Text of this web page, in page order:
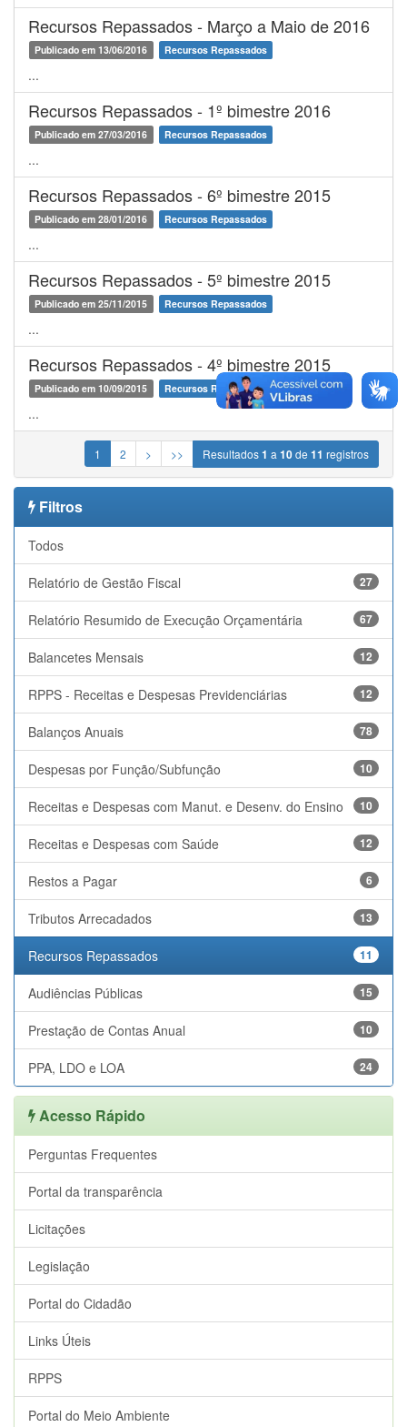
Recursos Repassados - Março a Maio de 2016
Publicado em 13/06/2016 Recursos Repassados
...
Recursos Repassados - 1º bimestre 2016
Publicado em 27/03/2016 Recursos Repassados
...
Recursos Repassados - 6º bimestre 2015
Publicado em 28/01/2016 Recursos Repassados
...
Recursos Repassados - 5º bimestre 2015
Publicado em 25/11/2015 Recursos Repassados
...
Recursos Repassados - 4º bimestre 2015
Publicado em 10/09/2015 Recursos Repassados
...
1 2 > >> Resultados1 a 10de 11 registros
Filtros
Todos
27
Relatório de Gestão Fiscal
67
Relatório Resumido de Execução Orçamentária
12
Balancetes Mensais
12
RPPS - Receitas e Despesas Previdenciárias
78
Balanços Anuais
10
Despesas por Função/Subfunção
10
Receitas e Despesas com Manut. e Desenv. do Ensino
12
Receitas e Despesas com Saúde
6
Restos a Pagar
13
Tributos Arrecadados
11
Recursos Repassados
15
Audiências Públicas
10
Prestação de Contas Anual
24
PPA, LDO e LOA
Acesso Rápido
Perguntas Frequentes
Portal da transparência
Licitações
Legislação
Portal do Cidadão
Links Úteis
RPPS
Portal do Meio Ambiente